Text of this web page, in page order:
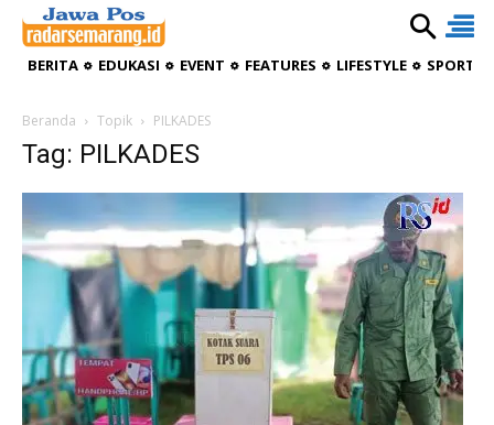
BERITA EDUKASI EVENT FEATURES LIFESTYLE
Beranda Topik PILKADES
Tag: PILKADES